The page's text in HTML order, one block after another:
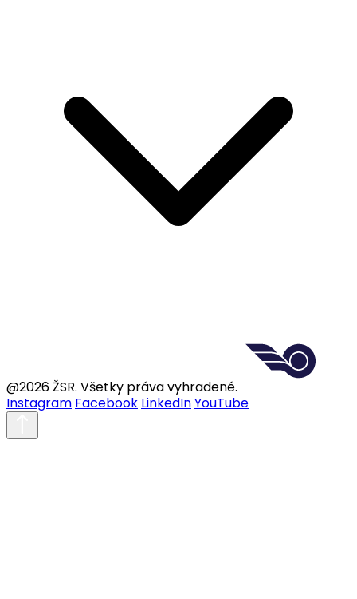
@2026 ŽSR. Všetky práva vyhradené.
Instagram Facebook LinkedInYouTube